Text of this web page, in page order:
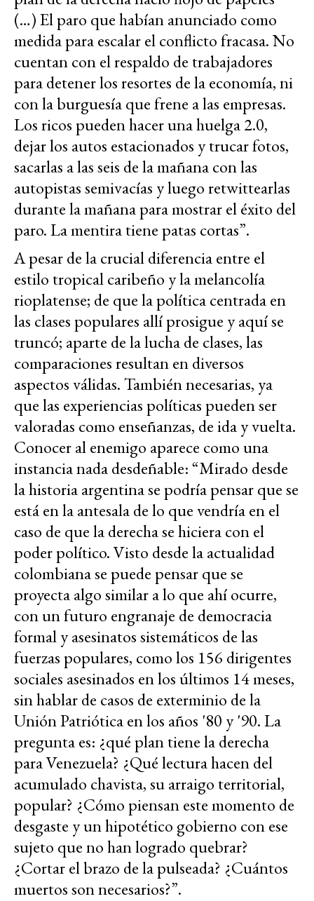
(…) El paro que habían anunciado como
medida para escalar el conflicto fracasa. No
cuentan con el respaldo de trabajadores
para detener los resortes de la economía, ni
con la burguesía que frene a las empresas.
Los ricos pueden hacer una huelga 2.0,
dejar los autos estacionados y trucar fotos,
sacarlas a las seis de la mañana con las
autopistas semivacías y luego retwittearlas
durante la mañana para mostrar el éxito del
paro. La mentira tiene patas cortas”.
A pesar de la crucial diferencia entre el
estilo tropical caribeño y la melancolía
rioplatense; de que la política centrada en
las clases populares allí prosigue y aquí se
truncó; aparte de la lucha de clases, las
comparaciones resultan en diversos
aspectos válidas. También necesarias, ya
que las experiencias políticas pueden ser
valoradas como enseñanzas, de ida y vuelta.
Conocer al enemigo aparece como una
instancia nada desdeñable: “Mirado desde
la historia argentina se podría pensar que se
está en la antesala de lo que vendría en el
caso de que la derecha se hiciera con el
poder político. Visto desde la actualidad
colombiana se puede pensar que se
proyecta algo similar a lo que ahí ocurre,
con un futuro engranaje de democracia
formal y asesinatos sistemáticos de las
fuerzas populares, como los 156 dirigentes
sociales asesinados en los últimos 14 meses,
sin hablar de casos de exterminio de la
Unión Patriótica en los años '80 y '90. La
pregunta es: ¿qué plan tiene la derecha
para Venezuela? ¿Qué lectura hacen del
acumulado chavista, su arraigo territorial,
popular? ¿Cómo piensan este momento de
desgaste y un hipotético gobierno con ese
sujeto que no han logrado quebrar?
¿Cortar el brazo de la pulseada? ¿Cuántos
muertos son necesarios?”.